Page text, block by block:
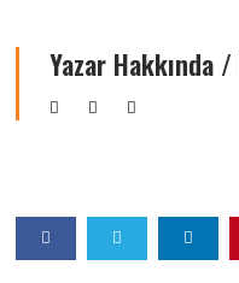
Yazar Hakkında /